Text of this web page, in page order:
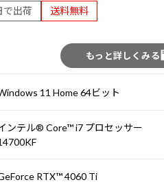
で出荷 送料無料
もっと詳しくみる
11 Home 64ビット
ンテル® Core™ i7 プロセッサー
RTX™ 4060 Ti